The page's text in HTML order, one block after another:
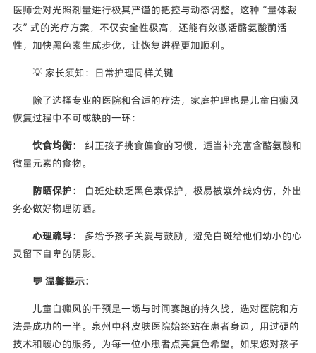
医师会对光照剂量进行极其严谨的把控与动态调整。这种“量体裁
衣”式的光疗方案，不仅安全性极高，还能有效激活酪氨酸酶活
性，加快黑色素生成步伐，让恢复进程更加顺利。
💡 家长须知：日常护理同样关键
除了选择专业的医院和合适的疗法，家庭护理也是儿童白癜风
恢复过程中不可或缺的一环：
饮食均衡：
纠正孩子挑食偏食的习惯，适当补充富含酪氨酸和
微量元素的食物。
防晒保护：
白斑处缺乏黑色素保护，极易被紫外线灼伤，外出
务必做好物理防晒。
心理疏导：
多给予孩子关爱与鼓励，避免白斑给他们幼小的心
灵留下自卑的阴影。
💬 温馨提示：
儿童白癜风的干预是一场与时间赛跑的持久战，选对医院和方
法是成功的一半。泉州中科皮肤医院始终站在患者身边，用过硬的
技术和暖心的服务，为每一位小患者点亮复色希望。如果您对孩子